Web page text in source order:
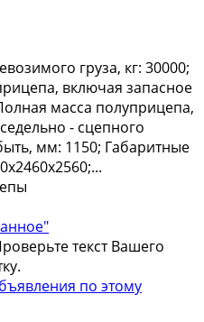
груза, кг: 30000;
включая запасное
масса полуприцепа,
- сцепного
мм: 1150; Габаритные
текст Вашего
по этому